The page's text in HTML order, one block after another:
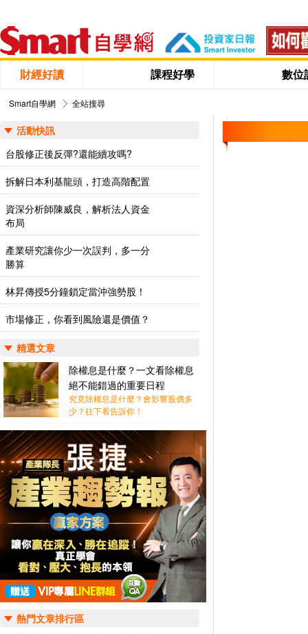
財經好讀 課程好學 數位
Smart自學網 全站搜尋
活動快訊
台股修正後反彈?還能續攻嗎?
拆解日本利基龍頭，打造高階配置
資深分析師陳威良，解析法人資金
布局
產業研究讓你少一次誤判，多一分
勝算
林昇傳授5分鐘鎖定當沖強勢股！
市場修正，你看到風險還是價值？
精選文章
除權息是什麼？一文看除權息
絕不能錯過的重要日程
究竟除權息是什麼？會影響股價多
少？往下看告訴你！
熱門文章排行區